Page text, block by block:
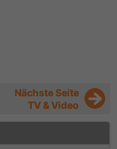
Nächste Seite
TV & Video